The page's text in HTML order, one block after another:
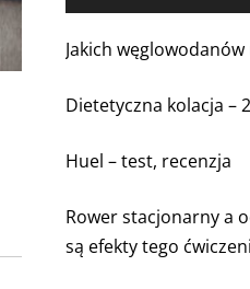
Jakich węglowodanów
Dietetyczna kolacja –
Huel – test, recenzja
Rower stacjonarny a
są efekty tego